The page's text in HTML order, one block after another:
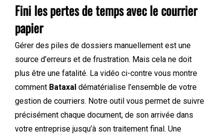
Fini les pertes de temps avec le courrier
papier
Gérer des piles de dossiers manuellement est une
source d’erreurs et de frustration. Mais cela ne doit
plus être une fatalité. La vidéo ci-contre vous montre
comment Bataxaldématérialise l’ensemble de votre
gestion de courriers. Notre outil vous permet de suivre
précisément chaque document, de son arrivée dans
votre entreprise jusqu’à son traitement final. Une